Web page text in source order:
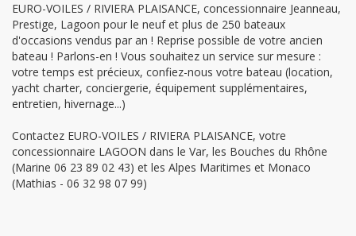
EURO-VOILES / RIVIERA PLAISANCE, concessionnaire Jeanneau,
Prestige, Lagoon pour le neuf et plus de 250 bateaux
d'occasions vendus par an ! Reprise possible de votre ancien
bateau ! Parlons-en ! Vous souhaitez un service sur mesure :
votre temps est précieux, confiez-nous votre bateau (location,
yacht charter, conciergerie, équipement supplémentaires,
entretien, hivernage...)
Contactez EURO-VOILES / RIVIERA PLAISANCE, votre
concessionnaire LAGOON dans le Var, les Bouches du Rhône
(Marine 06 23 89 02 43) et les Alpes Maritimes et Monaco
(Mathias - 06 32 98 07 99)